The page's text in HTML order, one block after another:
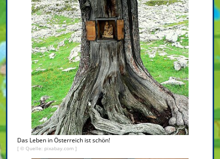
Das Leben in Österreich ist schön!
[ © Quelle: pixabay.com ]